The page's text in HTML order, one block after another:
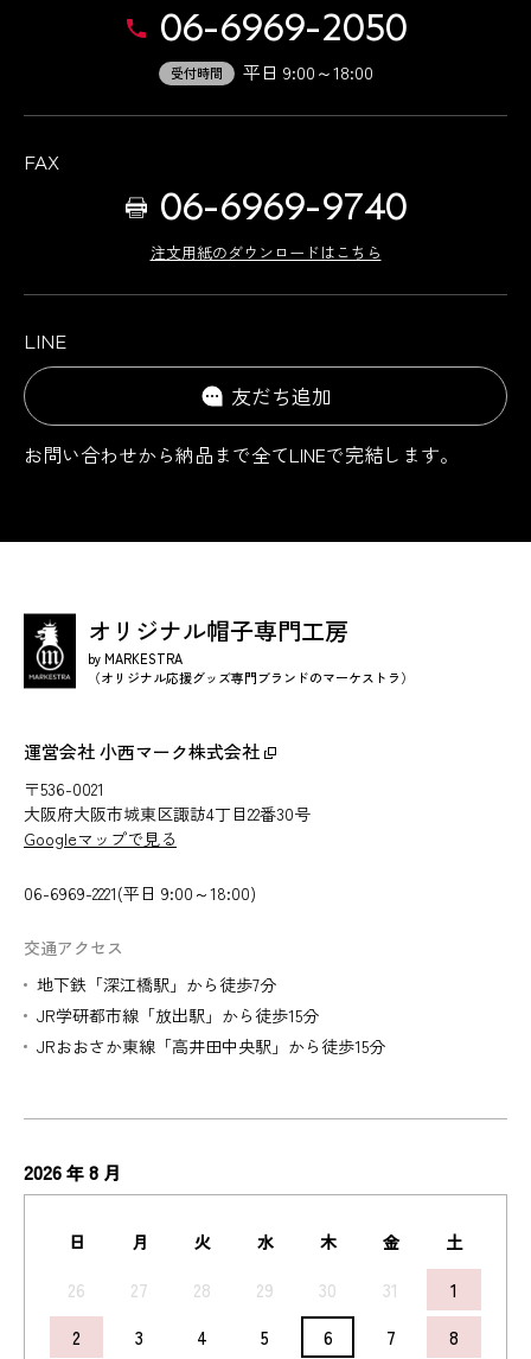
06-6969-2050
受付時間 平日 9:00～18:00
FAX
06-6969-9740
注文用紙のダウンロードはこちら
LINE
友だち追加
お問い合わせから納品まで全てLINEで完結します。
オリジナル帽子専門工房
by MARKESTRA
（オリジナル応援グッズ専門ブランドのマーケストラ）
運営会社 小西マーク株式会社
〒536-0021
大阪府大阪市城東区諏訪4丁目22番30号
Googleマップで見る
06-6969-2221(平日 9:00～18:00)
交通アクセス
地下鉄「深江橋駅」から徒歩7分
JR学研都市線「放出駅」から徒歩15分
JRおおさか東線「高井田中央駅」から徒歩15分
2026年8 月
日 月 火 水 木 金 土
26 27 28 29 30 31
1
2
3 4 5 6 7
8